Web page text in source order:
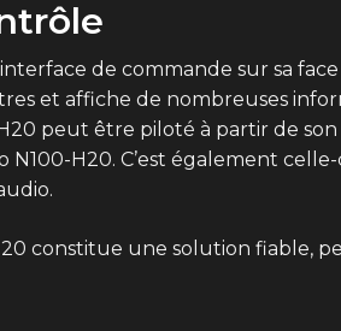
de commande sur sa
et affiche de nombreuses
peut être piloté à partir de
H20. C’est également
constitue une solution fiable,